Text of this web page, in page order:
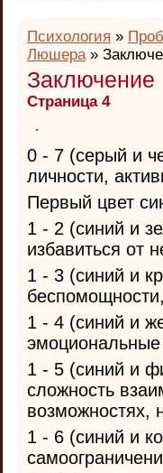
Психология »
Люшера»
Заключение
Страница 4
0 - 7 (серый и
личности,
Первый цвет
1 - 2 (синий и
избавиться от
1 - 3 (синий и
1 - 4 (синий и
1 - 5 (синий и
сложность
возможностях,
1 - 6 (синий и